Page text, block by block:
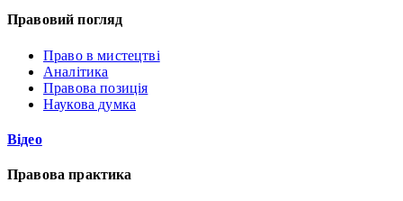
Правовий погляд
Право в мистецтві
Аналітика
Правова позиція
Наукова думка
Відео
Правова практика